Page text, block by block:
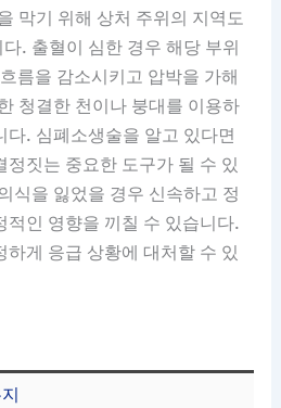
막기 위해 상처 주위의 지역도
. 출혈이 심한 경우 해당 부위
름을 감소시키고 압박을 가해
청결한 천이나 붕대를 이용하
다. 심폐소생술을 알고 있다면
정짓는 중요한 도구가 될 수 있
식을 잃었을 경우 신속하고 정
적인 영향을 끼칠 수 있습니다.
하게 응급 상황에 대처할 수 있